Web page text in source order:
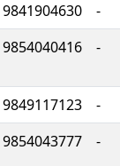
9841904630
-
9854040416 -
9849117123
-
9854043777 -